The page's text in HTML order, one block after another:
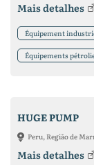
Mais detalhes
Équipement
Équipements
HUGE PUMP
Peru, Região de
Mais detalhes